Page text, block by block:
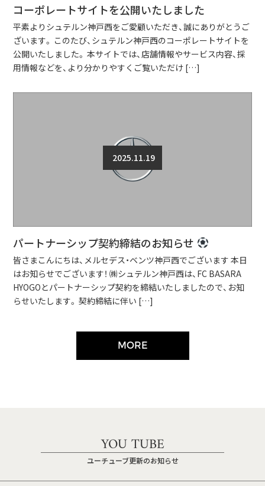
コーポレートサイトを公開いたしました
平素よりシュテルン神戸西をご愛顧いただき、誠にありがとうご
ざいます。 このたび、シュテルン神戸西のコーポレートサイトを
公開いたしました。 本サイトでは、店舗情報やサービス内容、採
用情報などを、より分かりやすくご覧いただけ […]
2025.11.19
パートナーシップ契約締結のお知らせ
皆さまこんにちは、メルセデス・ベンツ神戸西でございます 本日
はお知らせでございます！ ㈱シュテルン神戸西は、FC BASARA
HYOGOとパートナーシップ契約を締結いたしましたので、お知
らせいたします。 契約締結に伴い […]
MORE
YOU TUBE
ユーチューブ更新のお知らせ